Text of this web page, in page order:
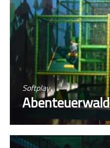
Softplay
Abenteuerwald